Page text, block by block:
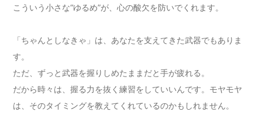
こういう小さな“ゆるめ”が、心の酸欠を防いでくれます。
「ちゃんとしなきゃ」は、あなたを支えてきた武器でもありま
す。
ただ、ずっと武器を握りしめたままだと手が疲れる。
だから時々は、握る力を抜く練習をしていいんです。モヤモヤ
は、そのタイミングを教えてくれているのかもしれません。